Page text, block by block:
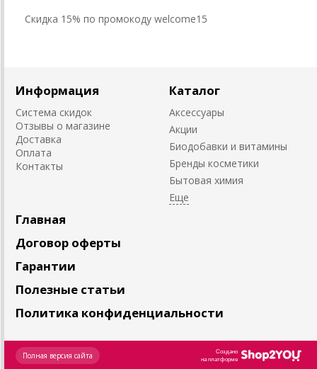
Cкидка 15% по промокоду welcome15
Информация
Система скидок
Отзывы о магазине
Доставка
Оплата
Контакты
Каталог
Аксессуары
Акции
Биодобавки и витамины
Бренды косметики
Бытовая химия
Главная
Договор оферты
Гарантии
Полезные статьи
Политика конфиденциальности
Создано
на платформе
Полная версия сайта